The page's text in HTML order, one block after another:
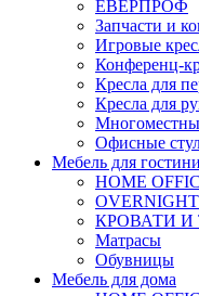
ЕВЕРПРОФ
Запчасти и
Игровые
Конференц-
Кресла для
Кресла для
Офисные
Мебель для
HOME
OVERNIGHT
КРОВАТИ
Матрасы
Обувницы
Мебель для дома